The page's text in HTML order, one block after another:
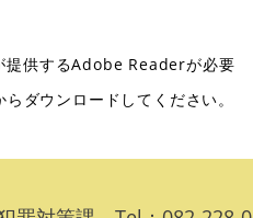
提供するAdobe Readerが必要
ダウンロードしてください。